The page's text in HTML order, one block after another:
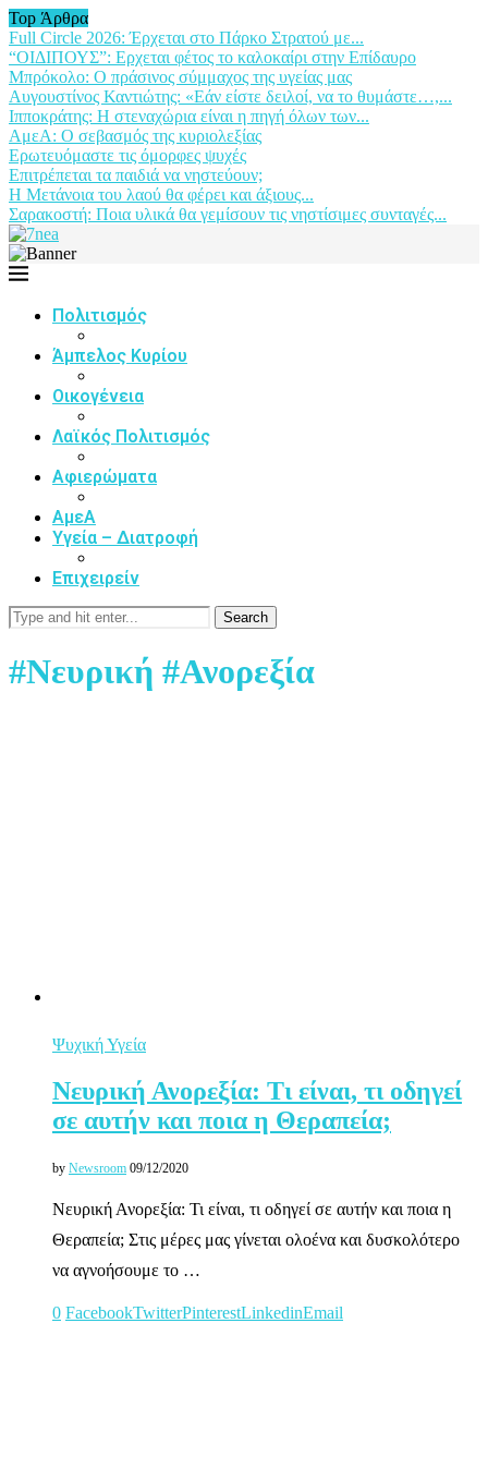
Top Άρθρα
Full Circle 2026: Έρχεται στο Πάρκο Στρατού με...
“ΟΙΔΙΠΟΥΣ”: Ερχεται φέτος το καλοκαίρι στην Επίδαυρο
Μπρόκολο: Ο πράσινος σύμμαχος της υγείας μας
Αυγουστίνος Καντιώτης: «Εάν είστε δειλοί, να το θυμάστε…,...
Ιπποκράτης: Η στεναχώρια είναι η πηγή όλων των...
ΑμεΑ: Ο σεβασμός της κυριολεξίας
Ερωτευόμαστε τις όμορφες ψυχές
Επιτρέπεται τα παιδιά να νηστεύουν;
Η Μετάνοια του λαού θα φέρει και άξιους...
Σαρακοστή: Ποια υλικά θα γεμίσουν τις νηστίσιμες συνταγές...
Πολιτισμός
Άμπελος Κυρίου
Οικογένεια
Λαϊκός Πολιτισμός
Αφιερώματα
ΑμεΑ
Υγεία – Διατροφή
Επιχειρείν
Search
#Νευρική #Ανορεξία
Ψυχική Υγεία
Νευρική Ανορεξία: Τι είναι, τι οδηγεί
σε αυτήν και ποια η Θεραπεία;
by Newsroom 09/12/2020
Νευρική Ανορεξία: Τι είναι, τι οδηγεί σε αυτήν και ποια η
Θεραπεία; Στις μέρες μας γίνεται ολοένα και δυσκολότερο
να αγνοήσουμε το …
0 FacebookTwitterPinterestLinkedinEmail